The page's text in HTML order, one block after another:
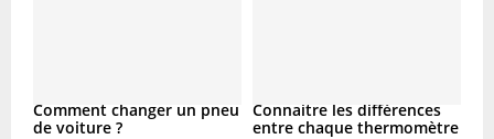
Comment changer un pneu
de voiture ?
Connaitre les différences
entre chaque thermomètre